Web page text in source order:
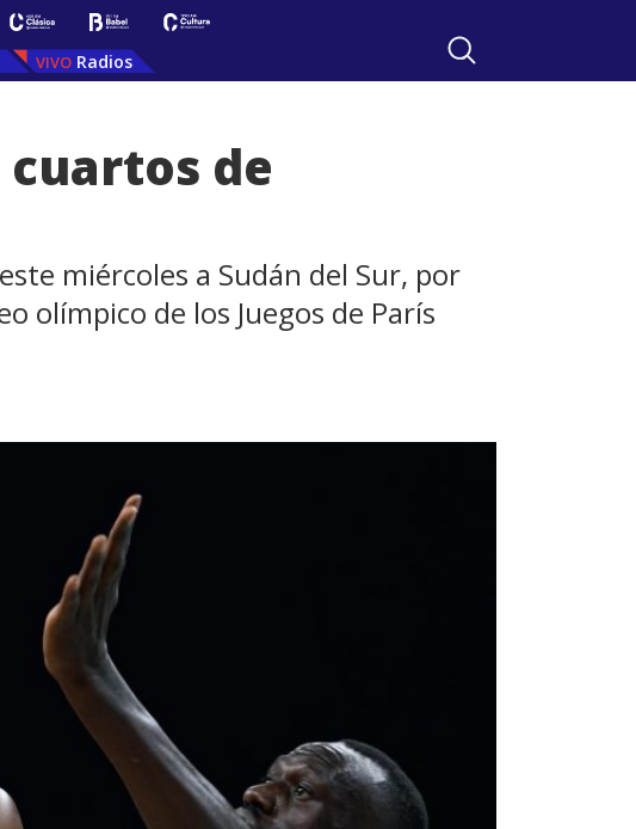
Radios
cuartos de
miércoles a Sudán del Sur, por
olímpico de los Juegos de París